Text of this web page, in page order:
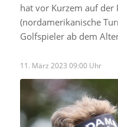
hat vor Kurzem auf der
(nordamerikanische
Golfspieler ab dem
11. März 2023 09:00 Uhr